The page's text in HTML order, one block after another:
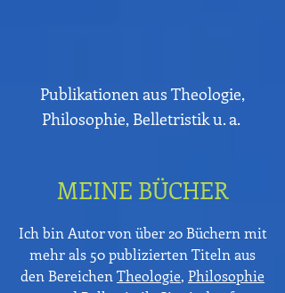
Publikationen aus Theologie,
Philosophie, Belletristik u. a.
MEINE BÜCHER
Ich bin Autor von über 20 Büchern mit
mehr als 50 publizierten Titeln aus
den Bereichen Theologie, Philosophie